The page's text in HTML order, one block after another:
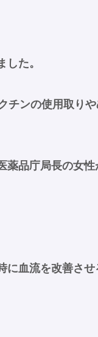
た。
チンの使用取り
薬品庁局長の女性
に血流を改善させ